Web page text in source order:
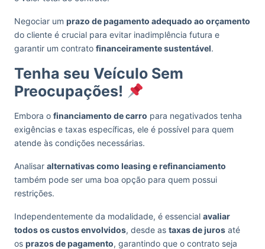
Negociar um prazo de pagamento adequado ao orçamento
do cliente é crucial para evitar inadimplência futura e
garantir um contrato financeiramente sustentável.
Tenha seu Veículo Sem
Preocupações!
Embora o financiamento de carro para negativados tenha
exigências e taxas específicas, ele é possível para quem
atende às condições necessárias.
Analisar alternativas como leasing e refinanciamento
também pode ser uma boa opção para quem possui
restrições.
Independentemente da modalidade, é essencial avaliar
todos os custos envolvidos, desde as taxas de juros até
os prazos de pagamento, garantindo que o contrato seja